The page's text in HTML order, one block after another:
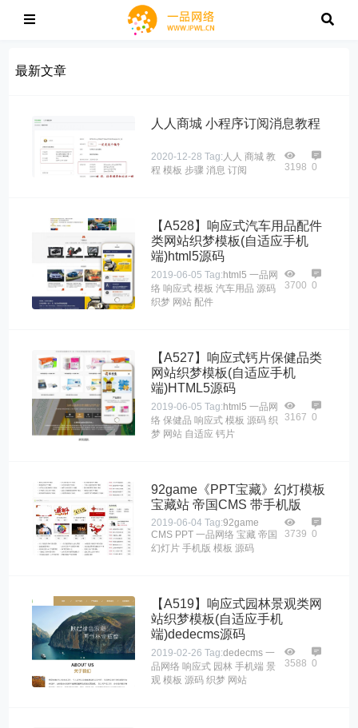
最新文章
人人商城 小程序订阅消息教程
2020-12-28 Tag: 人人 商城 教
程 模板 步骤 消息 订阅 3198 0
【A528】响应式汽车用品配件
类网站织梦模板(自适应手机
端)html5源码
2019-06-05 Tag: html5 一品网
络 响应式 模板 汽车用品 源码
织梦 网站 配件
3700 0
【A527】响应式钙片保健品类
网站织梦模板(自适应手机
端)HTML5源码
2019-06-05 Tag: html5 一品网
络 保健品 响应式 模板 源码 织
梦 网站 自适应 钙片
3167 0
92game《PPT宝藏》幻灯模板
宝藏站 帝国CMS 带手机版
2019-06-04 Tag:92game
CMS PPT 一品网络 宝藏 帝国
幻灯片 手机版 模板 源码
3739 0
【A519】响应式园林景观类网
站织梦模板(自适应手机
端)dedecms源码
2019-02-26 Tag:dedecms 一
品网络 响应式 园林 手机端 景
观 模板 源码 织梦 网站
3588 0